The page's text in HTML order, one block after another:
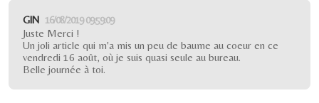
GIN 16/08/2019 09:59:09
Juste Merci !
Un joli article qui m'a mis un peu de baume au coeur en ce
vendredi 16 août, où je suis quasi seule au bureau.
Belle journée à toi.